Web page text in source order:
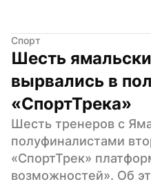
Спорт
Шесть
вырвались в
«СпортТрека»
Шесть тренеров с
полуфиналистами
«СпортТрек»
возможностей». Об